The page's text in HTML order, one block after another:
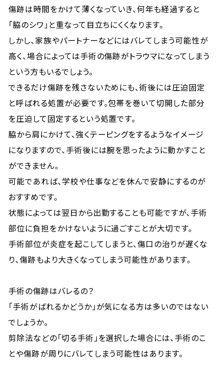
傷跡は時間をかけて薄くなっていき、何年も経過すると
「脇のシワ」と重なって目立ちにくくなります。
しかし、家族やパートナーなどにはバレてしまう可能性が
高く、場合によっては手術の傷跡がトラウマになってしまう
という方もいるでしょう。
できるだけ傷跡を残さないためにも、術後には圧迫固定
と呼ばれる処置が必要です。包帯を巻いて切開した部分
を圧迫して固定するという処置です。
脇から肩にかけて、強くテーピングをするようなイメージ
になりますので、手術後には腕を思ったように動かすこと
ができません。
可能であれば、学校や仕事などを休んで安静にするのが
おすすめです。
状態によっては翌日から出勤することも可能ですが、手術
部位に負担をかけないように過ごすことが大切です。
手術部位が炎症を起こしてしまうと、傷口の治りが遅くな
り、傷跡もより大きくなってしまう可能性があります。
手術の傷跡はバレるの？
「手術がばれるかどうか」が気になる方は多いのではない
でしょうか。
剪除法などの「切る手術」を選択した場合には、手術のこ
とや傷跡が周りにバレてしまう可能性はあります。